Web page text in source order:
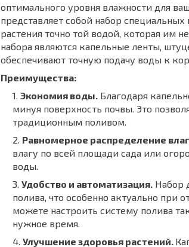
оптимального уровня влажности для
представляет собой набор
растения точно той водой, которая им
набора являются капельные ленты,
обеспечивают точную подачу воды к
Преимущества:
Экономия воды. Благодаря
минуя поверхность почвы. Это
традиционным поливом.
Равномерное распределение
влагу по всей площади сада или
воды.
Удобство и автоматизация. Набор
полива, что особенно актуально при
можете настроить систему полива
нужное время.
Улучшение здоровья растений.